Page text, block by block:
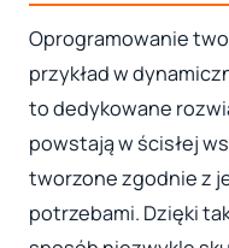
Oprogramowanie
przykład w
to dedykowane
powstają w ścisłej
tworzone zgodnie z
potrzebami. Dzięki